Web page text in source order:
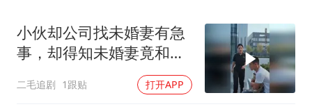
黄金创今年来最大单周涨幅
郑丽文：台湾从来没有“独立”过
网传《披荆斩棘2026》名单
小伙却公司找未婚妻有急
事，却得知未婚妻竟和别
二毛追剧 1跟贴 打开APP